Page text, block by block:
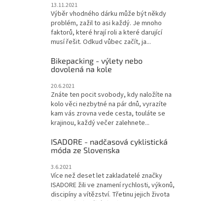
13.11.2021
Výběr vhodného dárku může být někdy
problém, zažil to asi každý. Je mnoho
faktorů, které hrají roli a které darující
musí řešit. Odkud vůbec začít, ja...
Bikepacking - výlety nebo
dovolená na kole
20.6.2021
Znáte ten pocit svobody, kdy naložíte na
kolo věci nezbytné na pár dnů, vyrazíte
kam vás zrovna vede cesta, touláte se
krajinou, každý večer zalehnete...
ISADORE - nadčasová cyklistická
móda ze Slovenska
3.6.2021
Více než deset let zakladatelé značky
ISADORE žili ve znamení rychlosti, výkonů,
discipíny a vítězství. Třetinu jejich života